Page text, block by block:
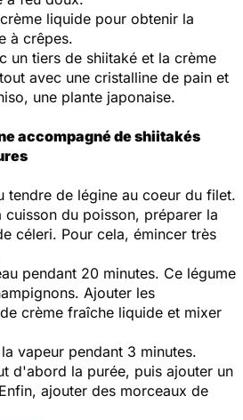
liquide pour obtenir la
à crêpes.
un tiers de shiitaké et la crème
avec une cristalline de pain et
une plante japonaise.
accompagné de shiitakés
tendre de légine au coeur du filet.
cuisson du poisson, préparer la
céleri. Pour cela, émincer très
pendant 20 minutes. Ce légume
Ajouter les
crème fraîche liquide et mixer
vapeur pendant 3 minutes.
d'abord la purée, puis ajouter un
ajouter des morceaux de